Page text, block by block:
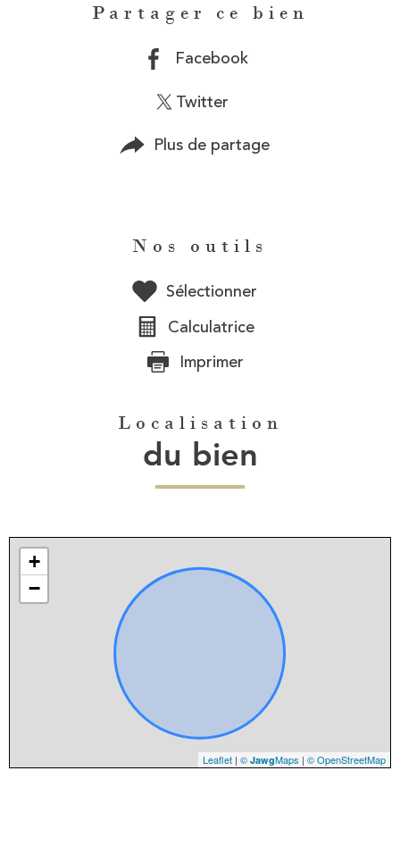
Partager ce bien
Facebook
Twitter
Plus de partage
Nos outils
Sélectionner
Calculatrice
Imprimer
Localisation
du bien
+
−
Leaflet | © JawgMaps | © OpenStreetMap